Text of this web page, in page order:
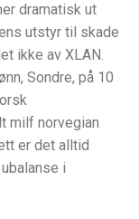
dramatisk ut
utstyr til skade
ikke av XLAN.
Sondre, på 10
milf norvegian
er det alltid
i